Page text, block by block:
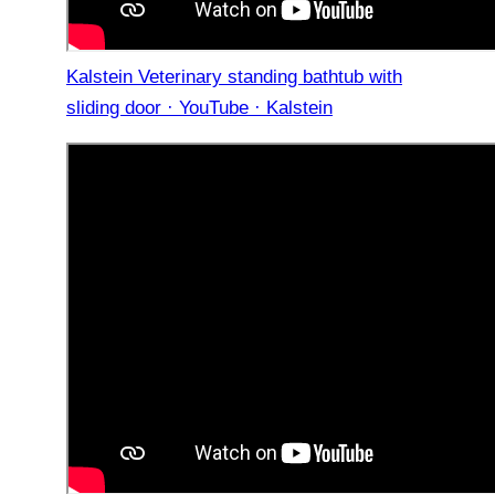
Kalstein Veterinary standing bathtub with
sliding door · YouTube · Kalstein